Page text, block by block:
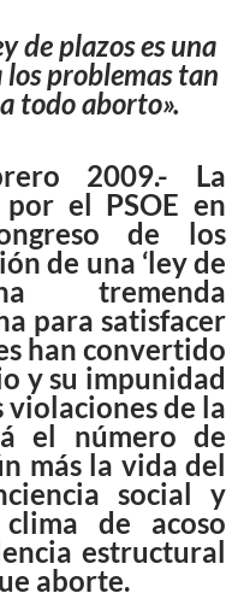
de plazos es una
problemas tan
todo aborto».
2009.- La
el PSOE en
de los
de una ‘ley de
tremenda
para satisfacer
han convertido
y su impunidad
de la
el número de
más la vida del
social y
de acoso
estructural
aborte.